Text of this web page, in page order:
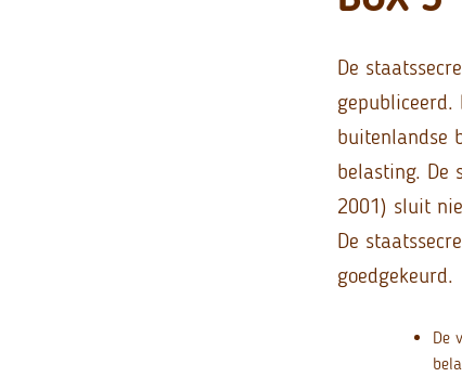
De
buitenlandse
belasting. De
2001) sluit
De
goedgekeurd.
De